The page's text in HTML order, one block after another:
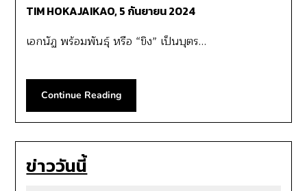
TIM HOKAJAIKAO,5 กันยายน 2024
เอกนัฏ พร้อมพันธุ์ หรือ “ขิง” เป็นบุตร…
Continue Reading
ข่าววันนี้